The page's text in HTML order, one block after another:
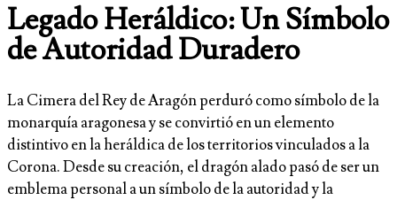
Legado Heráldico: Un Símbolo
de Autoridad Duradero
La Cimera del Rey de Aragón perduró como símbolo de la
monarquía aragonesa y se convirtió en un elemento
distintivo en la heráldica de los territorios vinculados a la
Corona. Desde su creación, el dragón alado pasó de ser un
emblema personal a un símbolo de la autoridad y la